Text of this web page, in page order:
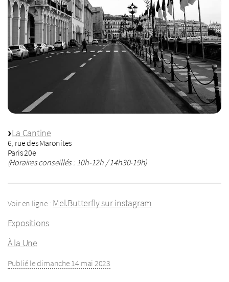
La Cantine
6, rue des Maronites
Paris 20e
(Horaires conseillés : 10h-12h / 14h30-19h)
Voir en ligne : Mel.Butterfly sur instagram
Expositions
À la Une
Publié le dimanche 14 mai 2023